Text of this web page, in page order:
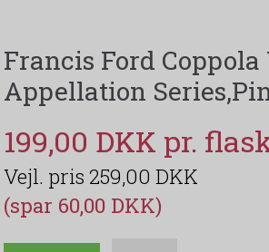
Francis Ford
Appellation
199,00 DKK
259,00 DKK
(spar 60,00 DKK)